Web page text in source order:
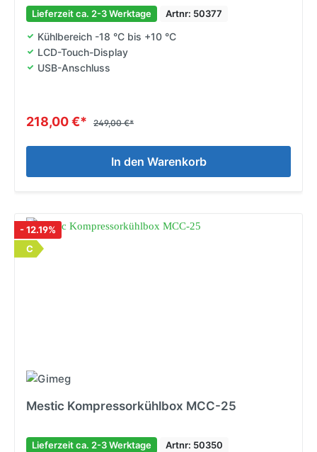
Lieferzeit ca. 2-3 Werktage Artnr: 50377
Kühlbereich -18 °C bis +10 °C
LCD-Touch-Display
USB-Anschluss
218,00 €* 249,00 €*
In den Warenkorb
- 12.19%
C
Mestic Kompressorkühlbox MCC-25
Lieferzeit ca. 2-3 Werktage Artnr: 50350